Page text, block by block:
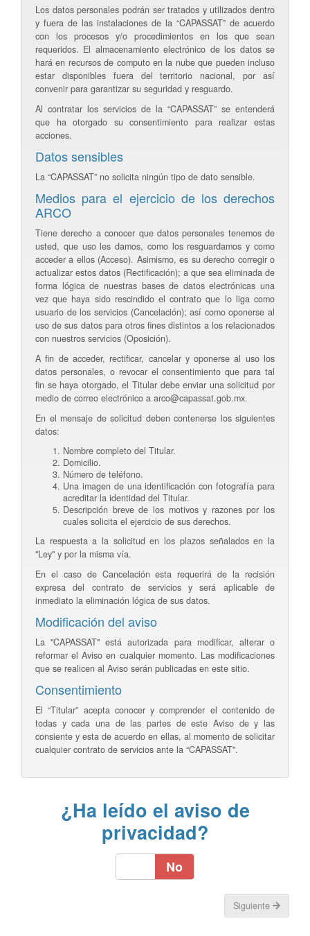
Los datos personales podrán ser tratados y utilizados dentro
y fuera de las instalaciones de la “CAPASSAT” de acuerdo
con los procesos y/o procedimientos en los que sean
requeridos. El almacenamiento electrónico de los datos se
hará en recursos de computo en la nube que pueden incluso
estar disponibles fuera del territorio nacional, por así
convenir para garantizar su seguridad y resguardo.
Al contratar los servicios de la “CAPASSAT” se entenderá
que ha otorgado su consentimiento para realizar estas
acciones.
Datos sensibles
La “CAPASSAT” no solicita ningún tipo de dato sensible.
Medios para el ejercicio de los derechos
ARCO
Tiene derecho a conocer que datos personales tenemos de
usted, que uso les damos, como los resguardamos y como
acceder a ellos (Acceso). Asimismo, es su derecho corregir o
actualizar estos datos (Rectificación); a que sea eliminada de
forma lógica de nuestras bases de datos electrónicas una
vez que haya sido rescindido el contrato que lo liga como
usuario de los servicios (Cancelación); así como oponerse al
uso de sus datos para otros fines distintos a los relacionados
con nuestros servicios (Oposición).
A fin de acceder, rectificar, cancelar y oponerse al uso los
datos personales, o revocar el consentimiento que para tal
fin se haya otorgado, el Titular debe enviar una solicitud por
medio de correo electrónico a arco@capassat.gob.mx.
En el mensaje de solicitud deben contenerse los siguientes
datos:
Nombre completo del Titular.
Domicilio.
Número de teléfono.
Una imagen de una identificación con fotografía para
acreditar la identidad del Titular.
Descripción breve de los motivos y razones por los
cuales solicita el ejercicio de sus derechos.
La respuesta a la solicitud en los plazos señalados en la
"Ley" y por la misma vía.
En el caso de Cancelación esta requerirá de la recisión
expresa del contrato de servicios y será aplicable de
inmediato la eliminación lógica de sus datos.
Modificación del aviso
La "CAPASSAT" está autorizada para modificar, alterar o
reformar el Aviso en cualquier momento. Las modificaciones
que se realicen al Aviso serán publicadas en este sitio.
Consentimiento
El “Titular” acepta conocer y comprender el contenido de
todas y cada una de las partes de este Aviso de y las
consiente y esta de acuerdo en ellas, al momento de solicitar
cualquier contrato de servicios ante la “CAPASSAT".
¿Ha leído el aviso de
privacidad?
No
Siguiente